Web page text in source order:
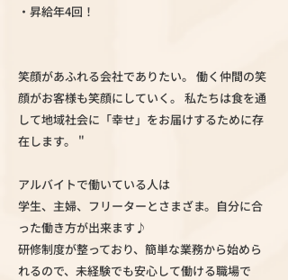
・昇給年4回！
笑顔があふれる会社でありたい。 働く仲間の笑
顔がお客様も笑顔にしていく。 私たちは食を通
して地域社会に「幸せ」をお届けするために存
在します。 "
アルバイトで働いている人は
学生、主婦、フリーターとさまざま。自分に合
った働き方が出来ます♪
研修制度が整っており、簡単な業務から始めら
れるので、未経験でも安心して働ける職場で